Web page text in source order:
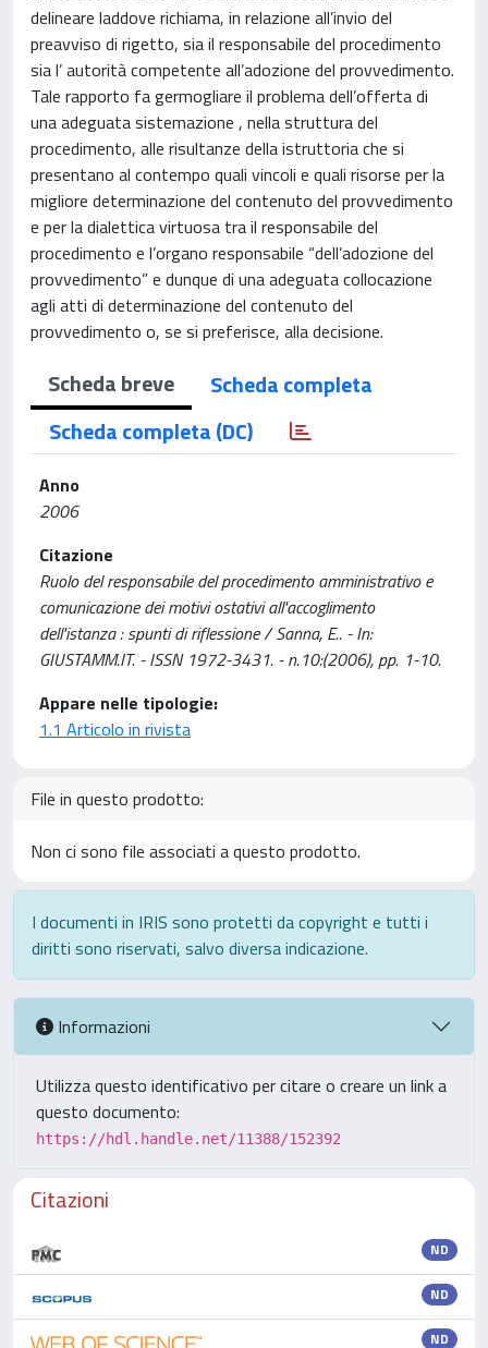
delineare laddove richiama, in relazione all’invio del
preavviso di rigetto, sia il responsabile del procedimento
sia l’ autorità competente all’adozione del provvedimento.
Tale rapporto fa germogliare il problema dell’offerta di
una adeguata sistemazione , nella struttura del
procedimento, alle risultanze della istruttoria che si
presentano al contempo quali vincoli e quali risorse per la
migliore determinazione del contenuto del provvedimento
e per la dialettica virtuosa tra il responsabile del
procedimento e l’organo responsabile “dell’adozione del
provvedimento” e dunque di una adeguata collocazione
agli atti di determinazione del contenuto del
provvedimento o, se si preferisce, alla decisione.
Scheda breve
Scheda completa
Scheda completa (DC)
Anno
2006
Citazione
Ruolo del responsabile del procedimento amministrativo e
comunicazione dei motivi ostativi all'accoglimento
dell'istanza : spunti di riflessione / Sanna, E.. - In:
GIUSTAMM.IT. - ISSN 1972-3431. - n.10:(2006), pp. 1-10.
Appare nelle tipologie:
1.1 Articolo in rivista
File in questo prodotto:
Non ci sono file associati a questo prodotto.
I documenti in IRIS sono protetti da copyright e tutti i
diritti sono riservati, salvo diversa indicazione.
Informazioni
Utilizza questo identificativo per citare o creare un link a
questo documento:
https://hdl.handle.net/11388/152392
Citazioni
ND
ND
ND